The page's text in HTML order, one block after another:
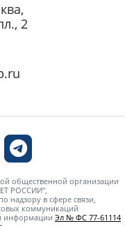
2
общественной организации
РОССИИ",
надзору в сфере связи,
коммуникаций
информации Эл № ФС 77-61114